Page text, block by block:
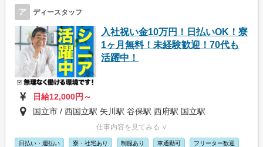
ア ディースタッフ
入社祝い金10万円！日払いOK！寮
1ヶ月無料！未経験歓迎！70代も
活躍中！
日給12,000円～
国立市 / 西国立駅 矢川駅 谷保駅 西府駅 国立駅
仕事内容を見てみる ∨
日払い・週払い 寮・社宅あり 制服あり 車通勤可 フリーター歓迎